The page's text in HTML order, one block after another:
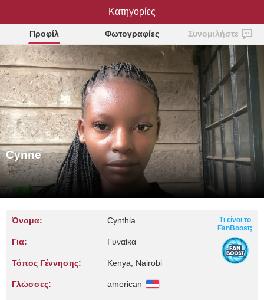
Cynne
Προφίλ Φωτογραφίες Συνομιλήστε
Cynne
Όνομα: Cynthia
Για: Γυναίκα
Τόπος Γέννησης: Kenya, Nairobi
Γλώσσες: american
Τι είναι το
FanBoost;
Κατηγορίες